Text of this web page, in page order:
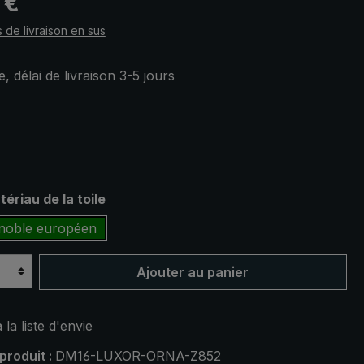
de livraison en sus
délai de livraison 3-5 jours
de la toile
européen
Ajouter au panier
la liste d'envie
: DM16-LUXOR-ORNA-Z852